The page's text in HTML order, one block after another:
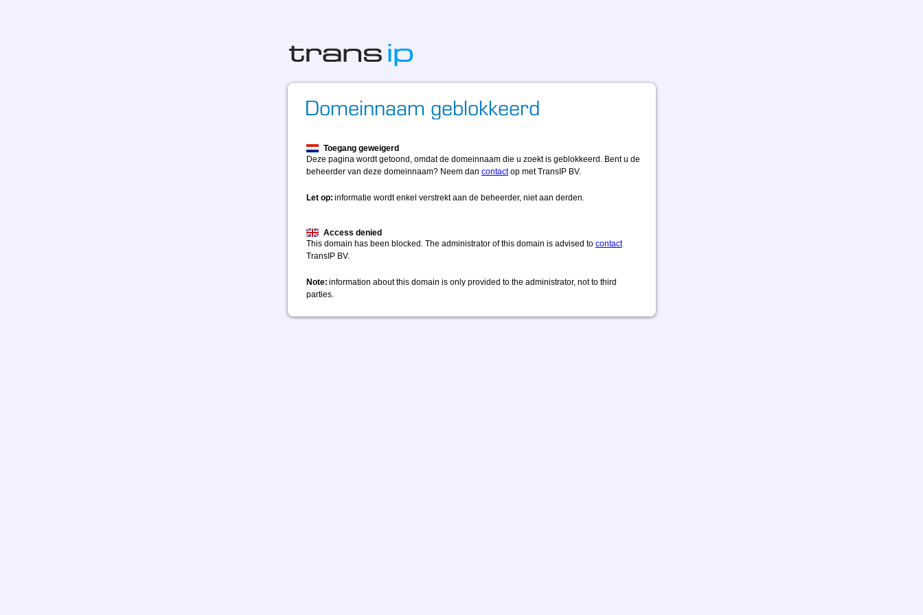
Toegang geweigerd
Deze pagina wordt getoond, omdat de domeinnaam die u zoekt is geblokkeerd. Bent u de
beheerder van deze domeinnaam? Neem dan contactop met TransIP BV.
Let op: informatie wordt enkel verstrekt aan de beheerder, niet aan derden.
Access denied
This domain has been blocked. The administrator of this domain is advised to contact
TransIP BV.
Note: information about this domain is only provided to the administrator, not to third
parties.